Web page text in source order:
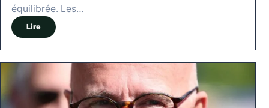
équilibrée. Les…
Lire